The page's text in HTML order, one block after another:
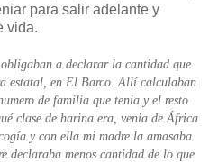
para salir adelante y
vida.
a declarar la cantidad que
estatal, en El Barco. Allí calculaban
de familia que tenia y el resto
clase de harina era, venia de África
y con ella mi madre la amasaba
declaraba menos cantidad de lo que